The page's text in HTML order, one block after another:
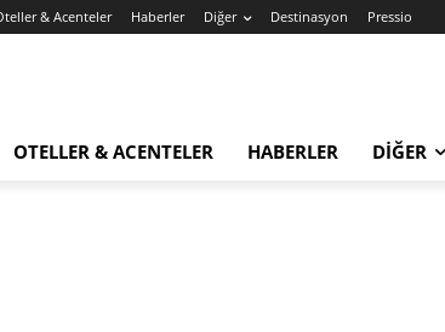
& Acenteler Haberler Diğer Destinasyon Pressio
OTELLER & ACENTELER HABERLER DIĞER